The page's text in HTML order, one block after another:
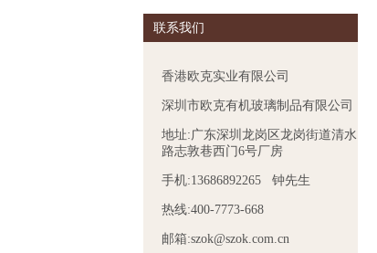
联系我们
香港欧克实业有限公司
深圳市欧克有机玻璃制品有限公司
地址:广东深圳龙岗区龙岗街道清水
路志敦巷西门6号厂房
手机:13686892265 钟先生
热线:400-7773-668
邮箱:szok@szok.com.cn